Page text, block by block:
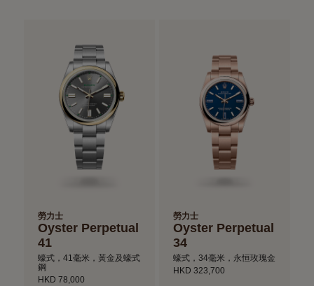
勞力士
Oyster Perpetual
41
蠔式，41毫米，黃金及蠔式
鋼
HKD 78,000
勞力士
Oyster Perpetual
34
蠔式，34毫米，永恒玫瑰金
HKD 323,700